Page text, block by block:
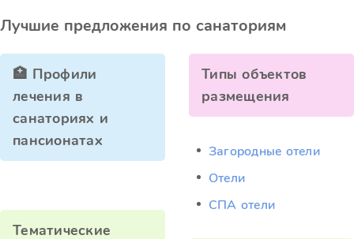
Лучшие предложения по санаториям
🏥 Профили
лечения в
санаториях и
пансионатах
Тематические
Типы объектов
размещения
Загородные отели
Отели
СПА отели